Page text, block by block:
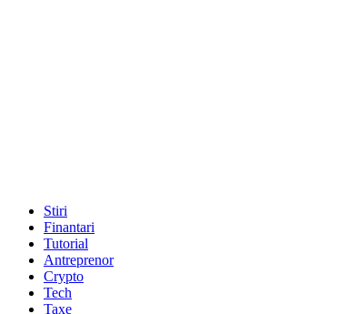
Stiri
Finantari
Tutorial
Antreprenor
Crypto
Tech
Taxe